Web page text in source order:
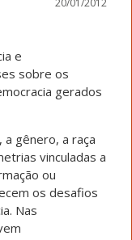
e
sobre os
gerados
a gênero, a raça
vinculadas a
ou
os desafios
Nas